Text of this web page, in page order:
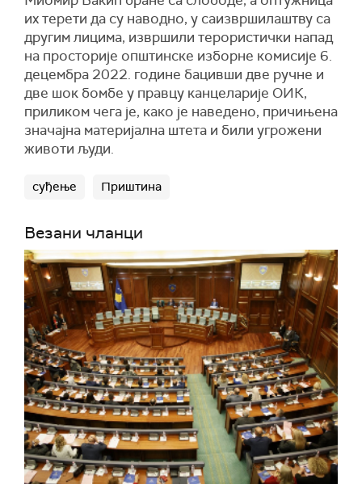
их терети да су наводно, у саизвршилаштву са
другим лицима, извршили терористички напад
на просторије општинске изборне комисије 6.
децембра 2022. године бацивши две ручне и
две шок бомбе у правцу канцеларије ОИК,
приликом чега је, како је наведено, причињена
значајна материјална штета и били угрожени
животи људи.
суђење Приштина
Везани чланци